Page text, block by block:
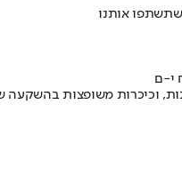
אותנו
י-ם